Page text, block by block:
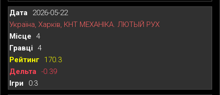
2026-05-22
Україна, Харків, КНТ МЕХАНІКА. ЛЮТЫЙ РУХ
4
4
170.3
-0.39
0:3